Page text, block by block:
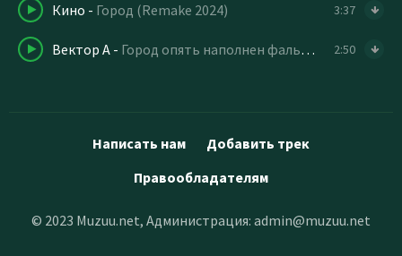
Кино - Город (Remake 2024) 3:37
Вектор А - Город опять наполнен фальшью те дома те мосты 2:50
Написать нам
Добавить трек
Правообладателям
© 2023 Muzuu.net, Администрация: admin@muzuu.net